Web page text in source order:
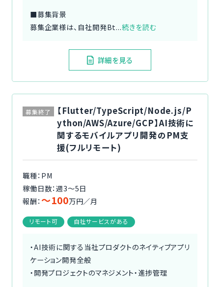
■募集背景
募集企業様は、自社開発Bt...続きを読む
詳細を見る
募集終了
【Flutter/TypeScript/Node.js/P
ython/AWS/Azure/GCP】AI技術に
関するモバイルアプリ開発のPM支
援(フルリモート)
職種：PM
稼働日数：週3〜5日
報酬： 〜100万円／月
リモート可 自社サービスがある
・AI技術に関する当社プロダクトのネイティブアプリ
ケーション開発全般
・開発プロジェクトのマネジメント・進捗管理